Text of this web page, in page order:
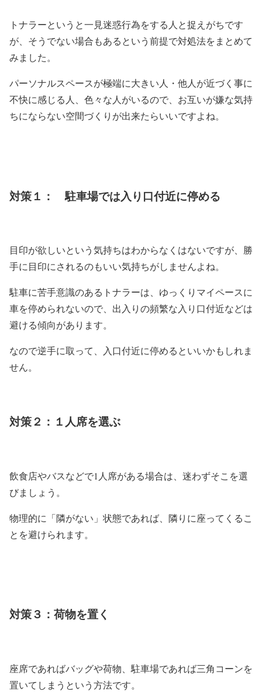
トナラーというと一見迷惑行為をする人と捉えがちです
が、そうでない場合もあるという前提で対処法をまとめて
みました。
パーソナルスペースが極端に大きい人・他人が近づく事に
不快に感じる人、色々な人がいるので、お互いが嫌な気持
ちにならない空間づくりが出来たらいいですよね。
対策１： 駐車場では入り口付近に停める
目印が欲しいという気持ちはわからなくはないですが、勝
手に目印にされるのもいい気持ちがしませんよね。
駐車に苦手意識のあるトナラーは、ゆっくりマイペースに
車を停められないので、出入りの頻繁な入り口付近などは
避ける傾向があります。
なので逆手に取って、入口付近に停めるといいかもしれま
せん。
対策２：１人席を選ぶ
飲食店やバスなどで1人席がある場合は、迷わずそこを選
びましょう。
物理的に「隣がない」状態であれば、隣りに座ってくるこ
とを避けられます。
対策３：荷物を置く
座席であればバッグや荷物、駐車場であれば三角コーンを
置いてしまうという方法です。